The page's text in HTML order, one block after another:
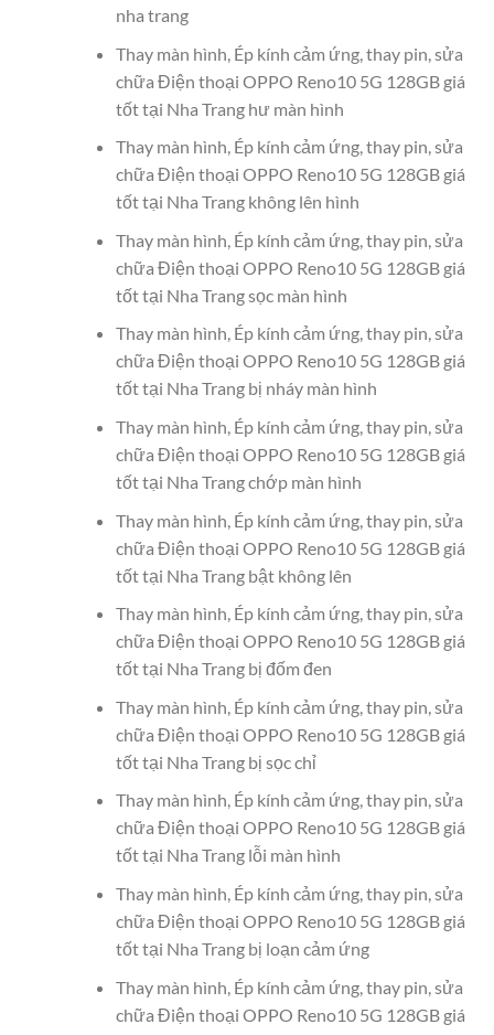
nha trang
Thay màn hình, Ép kính cảm ứng, thay pin, sửa
chữa Điện thoại OPPO Reno10 5G 128GB giá
tốt tại Nha Trang hư màn hình
Thay màn hình, Ép kính cảm ứng, thay pin, sửa
chữa Điện thoại OPPO Reno10 5G 128GB giá
tốt tại Nha Trang không lên hình
Thay màn hình, Ép kính cảm ứng, thay pin, sửa
chữa Điện thoại OPPO Reno10 5G 128GB giá
tốt tại Nha Trang sọc màn hình
Thay màn hình, Ép kính cảm ứng, thay pin, sửa
chữa Điện thoại OPPO Reno10 5G 128GB giá
tốt tại Nha Trang bị nháy màn hình
Thay màn hình, Ép kính cảm ứng, thay pin, sửa
chữa Điện thoại OPPO Reno10 5G 128GB giá
tốt tại Nha Trang chớp màn hình
Thay màn hình, Ép kính cảm ứng, thay pin, sửa
chữa Điện thoại OPPO Reno10 5G 128GB giá
tốt tại Nha Trang bật không lên
Thay màn hình, Ép kính cảm ứng, thay pin, sửa
chữa Điện thoại OPPO Reno10 5G 128GB giá
tốt tại Nha Trang bị đốm đen
Thay màn hình, Ép kính cảm ứng, thay pin, sửa
chữa Điện thoại OPPO Reno10 5G 128GB giá
tốt tại Nha Trang bị sọc chỉ
Thay màn hình, Ép kính cảm ứng, thay pin, sửa
chữa Điện thoại OPPO Reno10 5G 128GB giá
tốt tại Nha Trang lỗi màn hình
Thay màn hình, Ép kính cảm ứng, thay pin, sửa
chữa Điện thoại OPPO Reno10 5G 128GB giá
tốt tại Nha Trang bị loạn cảm ứng
Thay màn hình, Ép kính cảm ứng, thay pin, sửa
chữa Điện thoại OPPO Reno10 5G 128GB giá